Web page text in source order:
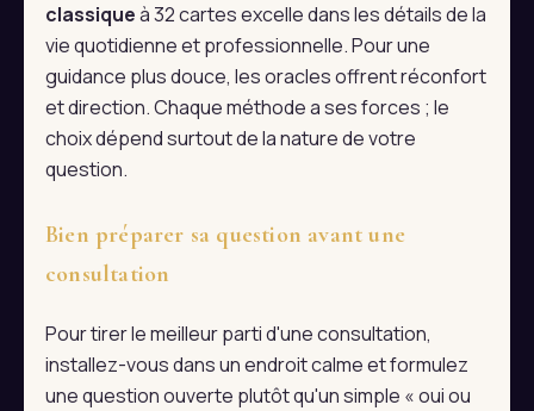
classiqueà 32 cartes excelle dans les détails de la
vie quotidienne et professionnelle. Pour une
guidance plus douce, les oracles offrent réconfort
et direction. Chaque méthode a ses forces ; le
choix dépend surtout de la nature de votre
question.
Bien préparer sa question avant une
consultation
Pour tirer le meilleur parti d'une consultation,
installez-vous dans un endroit calme et formulez
une question ouverte plutôt qu'un simple « oui ou